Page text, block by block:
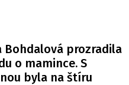
Bohdalová prozradila
o mamince. S
byla na štíru